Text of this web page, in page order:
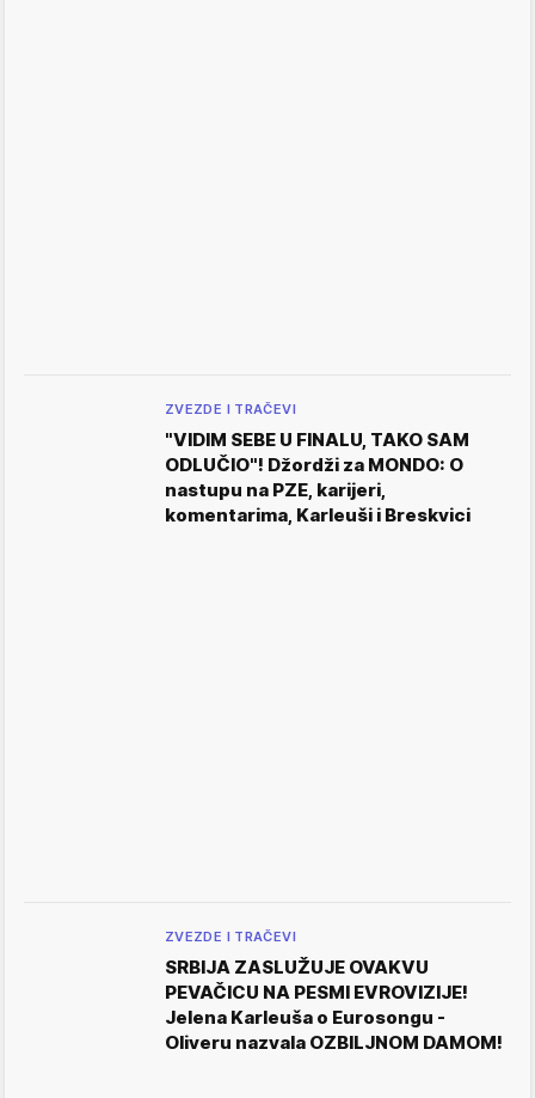
ZVEZDE I TRAČEVI
"VIDIM SEBE U FINALU, TAKO SAM
ODLUČIO"! Džordži za MONDO: O
nastupu na PZE, karijeri,
komentarima, Karleuši i Breskvici
ZVEZDE I TRAČEVI
SRBIJA ZASLUŽUJE OVAKVU
PEVAČICU NA PESMI EVROVIZIJE!
Jelena Karleuša o Eurosongu -
Oliveru nazvala OZBILJNOM DAMOM!